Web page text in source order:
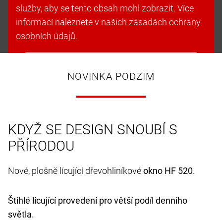
služby, aby se tento obsah mohl zobrazit. Více
informací naleznete v našich zásadách ochrany
osobních údajů.
NOVINKA PODZIM
KDYŽ SE DESIGN SNOUBÍ S
PŘÍRODOU
Nové, plošně lícující dřevohliníkovéokno HF 520.
Štíhlé lícující provedení pro větší podíl denního
světla.